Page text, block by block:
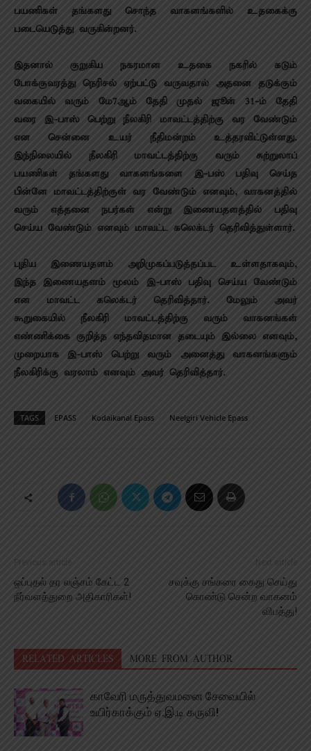
பயணிகள் தங்களது சொந்த வாகனங்களில் உதகைக்கு
படையெடுத்து வருகின்றனர்.
இதனால் குறுகிய நகரமான உதகை நகரில் கடும்
போக்குவரத்து நெரிசல் ஏற்பட்டு வருவதால் அதனை தடுக்கும்
வகையில் வரும் மே7ஆம் தேதி முதல் ஜூன் 31-ம் தேதி
வரை இ-பாஸ் பெற்று நீலகிரி மாவட்டத்திற்கு வர வேண்டும்
என சென்னை உயர் நீதிமன்றம் உத்தரவிட்டுள்ளது.
இந்நிலையில் நீலகிரி மாவட்டத்திற்கு வரும் சுற்றுலாப்
பயணிகள் தங்களது வாகனங்களை இ-பஸ் பதிவு செய்த
பின்னே மாவட்டத்திற்குள் வர வேண்டும் எனவும், வாகனத்தில்
வரும் எத்தனை நபர்கள் என்று இணையதளத்தில் பதிவு
செய்ய வேண்டும் எனவும் மாவட்ட கலெக்டர் தெரிவித்துள்ளார்.
புதிய இணையதளம் அறிமுகப்படுத்தப்பட உள்ளதாகவும்,
இந்த இணையதளம் மூலம் இ-பாஸ் பதிவு செய்ய வேண்டும்
என மாவட்ட கலெக்டர் தெரிவித்தார். மேலும் அவர்
கூறுகையில் நீலகிரி மாவட்டத்திற்கு வரும் வாகனங்கள்
எண்ணிக்கை குறித்த எந்தவிதமான தடையும் இல்லை எனவும்,
முறையாக இ-பாஸ் பெற்று வரும் அனைத்து வாகனங்களும்
நீலகிரிக்கு வரலாம் எனவும் அவர் தெரிவித்தார்.
TAGS EPASS Kodaikanal Epass Neelgiri Vehicle Epass
Previous article
ஒப்புதல் தர லஞ்சம் கேட்ட 2
நீர்வளத்துறை அதிகாரிகள்!
Next article
சவுக்கு சங்கரை கைது செய்து
கொண்டு சென்ற வாகனம்
விபத்து!
RELATED ARTICLES MORE FROM AUTHOR
காவேரி மருத்துவமனை சேவையில்
உயிர்காக்கும் ஏ.இ.டி கருவி!